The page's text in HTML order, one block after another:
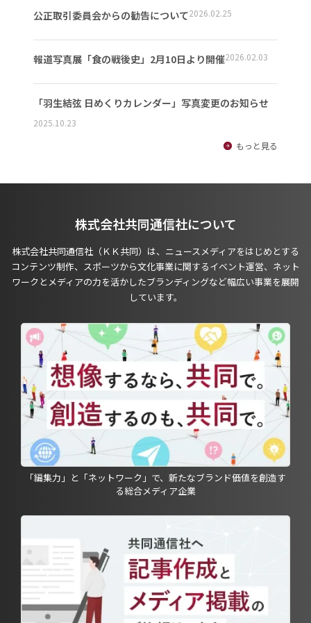
公正取引委員会からの勧告について2026.02.25
報道写真展「食の戦後史」2月10日より開催2026.02.03
「羽生結弦 日めくりカレンダー」写真変更のお知らせ
2025.10.23
もっと見る
株式会社共同通信社について
株式会社共同通信社（ＫＫ共同）は、ニュースメディアをはじめとする
コンテンツ制作、スポーツから文化事業に関するイベント運営、ネット
ワークとメディアの力を活かしたブランディングなど幅広い事業を展開
しています。
「編集力」と「ネットワーク」で、新たなブランド価値を創造す
る総合メディア企業